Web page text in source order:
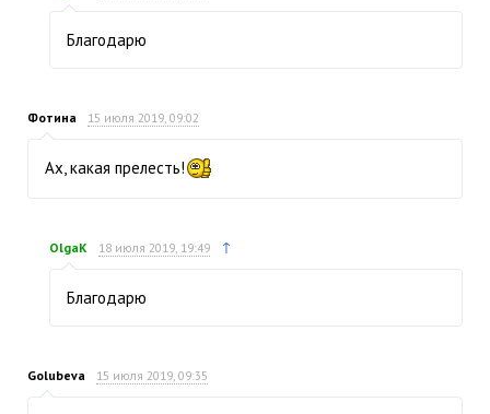
Благодарю
Фотина 15 июля 2019, 09:02
Ах, какая прелесть!
OlgaK 18 июля 2019, 19:49 ↑
Благодарю
Golubeva 15 июля 2019, 09:35